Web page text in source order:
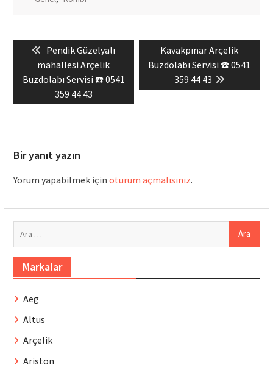
gezinmesi
Previous
post:
Pendik Güzelyalı
mahallesi Arçelik
Buzdolabı Servisi ☎️ 0541
359 44 43
Next
post:
Kavakpınar Arçelik
Buzdolabı Servisi ☎️ 0541
359 44 43
Bir yanıt yazın
Yorum yapabilmek için oturum açmalısınız.
Markalar
Aeg
Altus
Arçelik
Ariston